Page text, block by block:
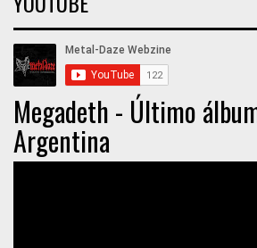
Megadeth - Último
Argentina